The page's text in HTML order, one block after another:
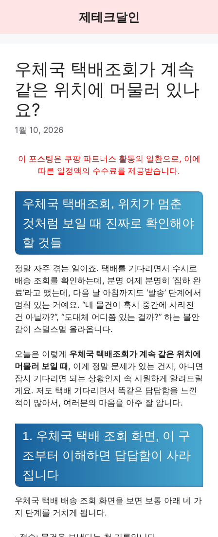
제테크달인
우체국 택배조회가 계속
같은 위치에 머물러 있나
요?
1월 10, 2026
이 포스팅은 쿠팡 파트너스 활동의 일환으로, 이에
따른 일정액의 수수료를 제공받습니다.
우체국 택배조회, 위치가 멈춘
것처럼 보일 때 진짜로 확인해야
할 것들
정말 자주 겪는 일이죠. 택배를 기다리면서 수시로
배송 조회를 확인하는데, 분명 어제 분명히 ‘집하 완
료’라고 떴는데, 다음 날 아침까지도 ‘발송’ 단계에서
멈춰 있는 거예요. “내 물건이 혹시 중간에 사라진
건 아닐까?”, “도대체 어디쯤 있는 걸까?” 하는 불안
감이 스멀스멀 올라옵니다.
오늘은 이렇게 우체국 택배조회가 계속 같은 위치에
머물러 보일 때, 이게 정말 문제가 있는 건지, 아니면
잠시 기다리면 되는 상황인지 속 시원하게 알려드릴
게요. 저도 택배 기다리면서 똑같은 답답함을 느낀
적이 많아서, 여러분의 마음을 아주 잘 압니다.
1. 우체국 택배 조회 화면, 이 구
조부터 이해하면 답답함이 사라
집니다
우체국 택배 배송 조회 화면을 보면 보통 아래 네 가
지 단계를 거치게 됩니다.